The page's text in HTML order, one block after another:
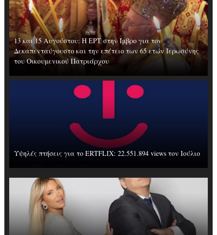
13 και 15 Αυγούστου: Η ΕΡΤ στην Ίμβρο για τον
Δεκαπενταύγουστο και την επέτειο των 65 ετών Ιερωσύνης
του Οικουμενικού Πατριάρχου
Υψηλές πτήσεις για το ERTFLIX: 22.551.894 views τον Ιούλιο